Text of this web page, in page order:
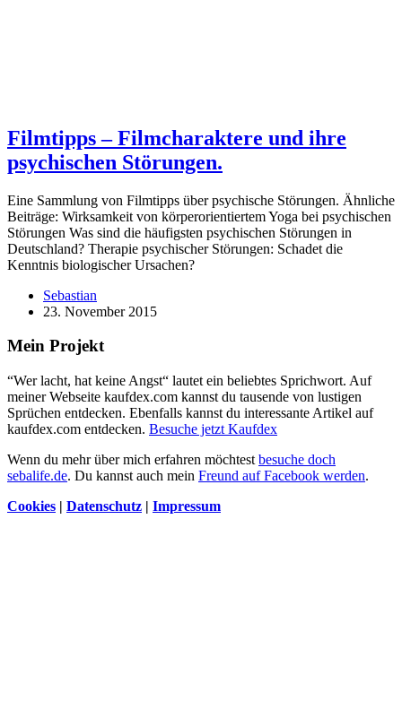
Filmtipps – Filmcharaktere und ihre
psychischen Störungen.
Eine Sammlung von Filmtipps über psychische Störungen. Ähnliche
Beiträge: Wirksamkeit von körperorientiertem Yoga bei psychischen
Störungen Was sind die häufigsten psychischen Störungen in
Deutschland? Therapie psychischer Störungen: Schadet die
Kenntnis biologischer Ursachen?
Sebastian
23. November 2015
Mein Projekt
“Wer lacht, hat keine Angst“ lautet ein beliebtes Sprichwort. Auf
meiner Webseite kaufdex.com kannst du tausende von lustigen
Sprüchen entdecken. Ebenfalls kannst du interessante Artikel auf
kaufdex.com entdecken. Besuche jetzt Kaufdex
Wenn du mehr über mich erfahren möchtest besuche doch
sebalife.de. Du kannst auch mein Freund auf Facebook werden.
Cookies | Datenschutz | Impressum